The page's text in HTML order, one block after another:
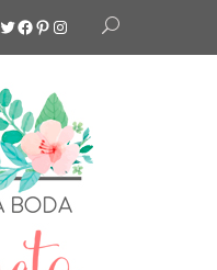
Twitter
Facebook
Pinterest
Instagram